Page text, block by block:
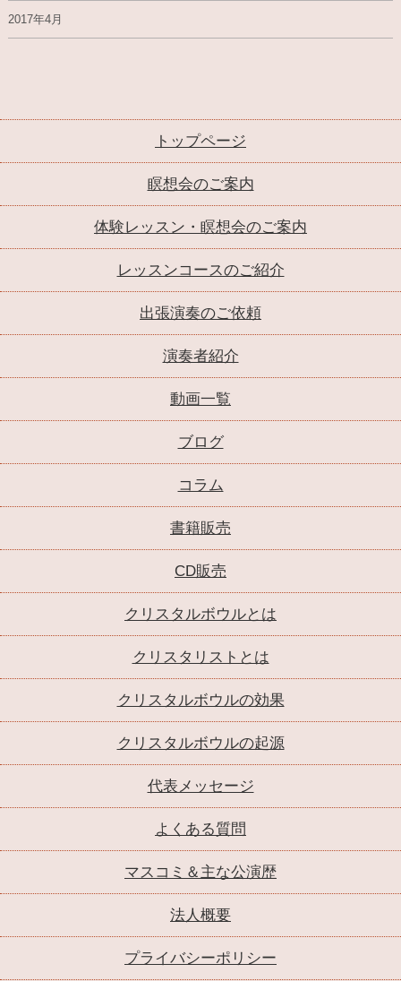
2017年4月
トップページ
瞑想会のご案内
体験レッスン・瞑想会のご案内
レッスンコースのご紹介
出張演奏のご依頼
演奏者紹介
動画一覧
ブログ
コラム
書籍販売
CD販売
クリスタルボウルとは
クリスタリストとは
クリスタルボウルの効果
クリスタルボウルの起源
代表メッセージ
よくある質問
マスコミ＆主な公演歴
法人概要
プライバシーポリシー